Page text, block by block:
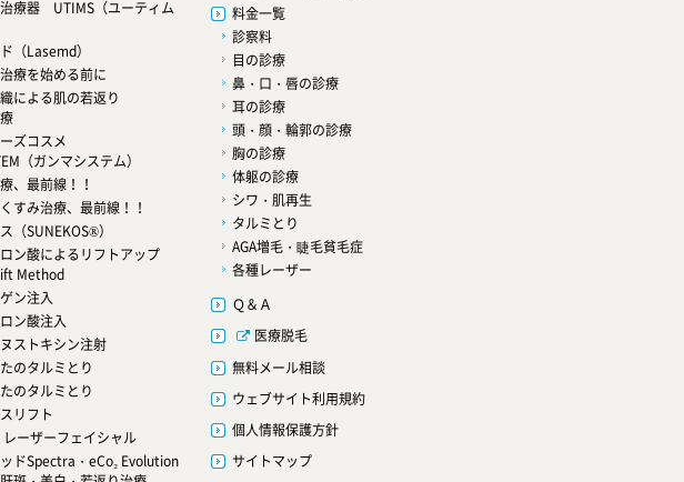
療器 UTIMS（ユーティム
（Lasemd）
療を始める前に
による肌の若返り
ズコスメ
（ガンマシステム）
、最前線！！
すみ治療、最前線！！
（SUNEKOS®）
ロン酸によるリフトアップ
Method
ン注入
ン酸注入
ストキシン注射
たのタルミとり
のタルミとり
リフト
レーザーフェイシャル
ドSpectra・eCo₂ Evolution
料金一覧
診察料
目の診療
鼻・口・唇の診療
耳の診療
頭・顔・輪郭の診療
胸の診療
体躯の診療
シワ・肌再生
タルミとり
AGA増毛・睫毛貧毛症
各種レーザー
Ｑ＆Ａ
医療脱毛
無料メール相談
ウェブサイト利用規約
個人情報保護方針
サイトマップ